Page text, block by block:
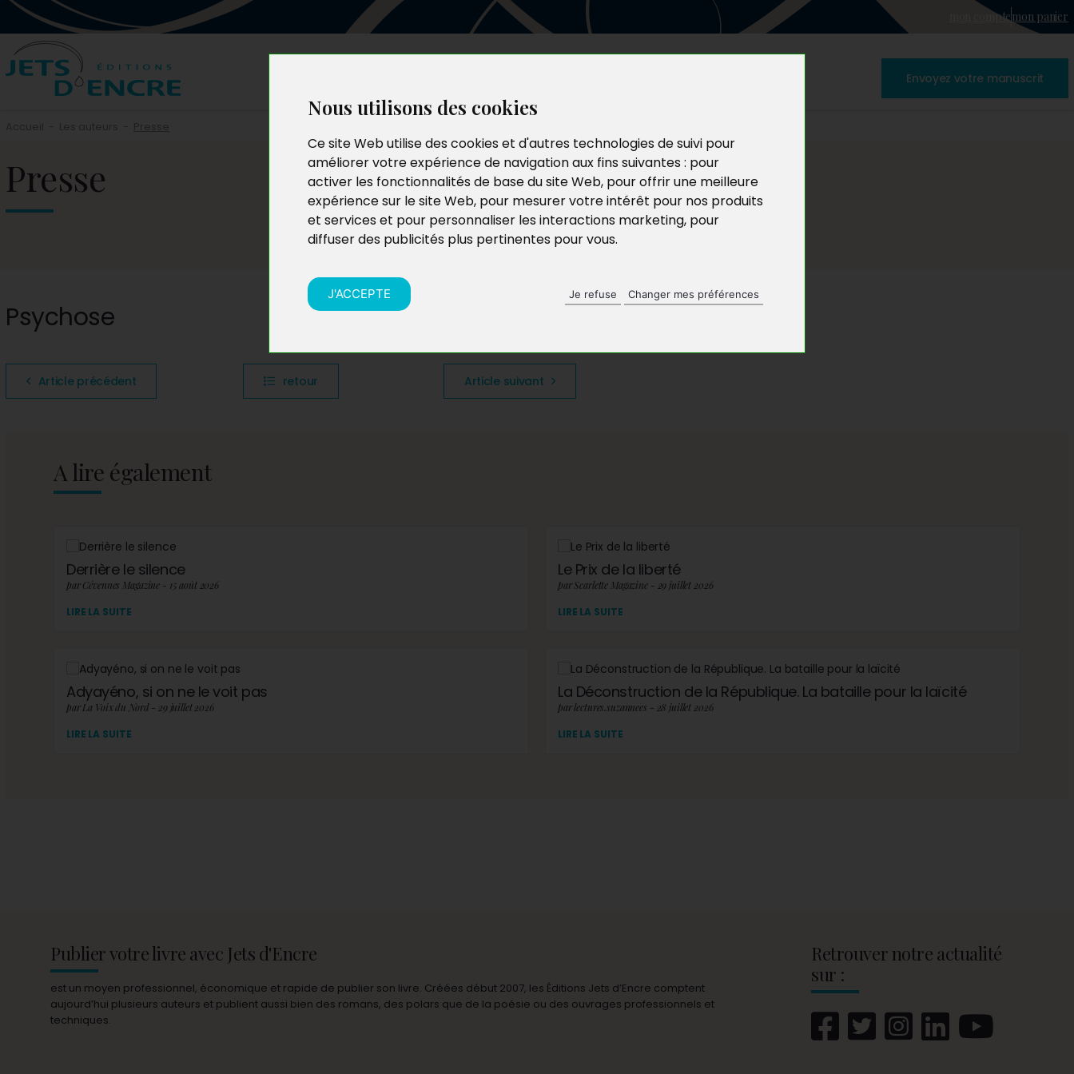
Nous utilisons des cookies
Ce site Web utilise des cookies et d'autres technologies de suivi pour
améliorer votre expérience de navigation aux fins suivantes : pour
activer les fonctionnalités de base du site Web, pour offrir une meilleure
expérience sur le site Web, pour mesurer votre intérêt pour nos produits
et services et pour personnaliser les interactions marketing, pour
diffuser des publicités plus pertinentes pour vous.
J'ACCEPTE Je refuse Changer mes préférences
mon comptemon panier
Envoyez votre manuscrit
Presse
Psychose
Article précédent retour Article suivant
A lire également
Derrière le silence
par Cévennes Magazine - 15 août 2026
LIRE LA SUITE
Le Prix de la liberté
par Scarlette Magazine - 29 juillet 2026
LIRE LA SUITE
Adyayéno, si on ne le voit pas
par La Voix du Nord - 29 juillet 2026
LIRE LA SUITE
La Déconstruction de la République. La bataille pour la laïcité
par lectures.suzannees - 28 juillet 2026
LIRE LA SUITE
Publier votre livre avec Jets d'Encre
est un moyen professionnel, économique et rapide de publier son livre. Créées début 2007, les Éditions Jets d’Encre comptent
aujourd’hui plusieurs auteurs et publient aussi bien des romans, des polars que de la poésie ou des ouvrages professionnels et
techniques.
Retrouver notre actualité
sur :